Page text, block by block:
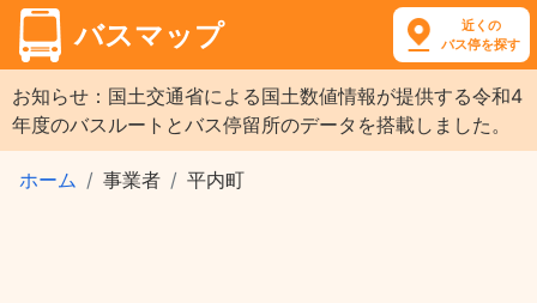
バスマップ
近くの
バス停を探す
お知らせ：国土交通省による国土数値情報が提供する令和4
年度のバスルートとバス停留所のデータを搭載しました。
ホーム 事業者 平内町